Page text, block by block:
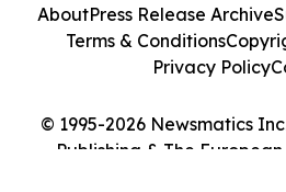
© 1995-2026 Newsmatics
Publishing & The
AboutPress Release Archive
Terms & Conditions
Privacy Policy